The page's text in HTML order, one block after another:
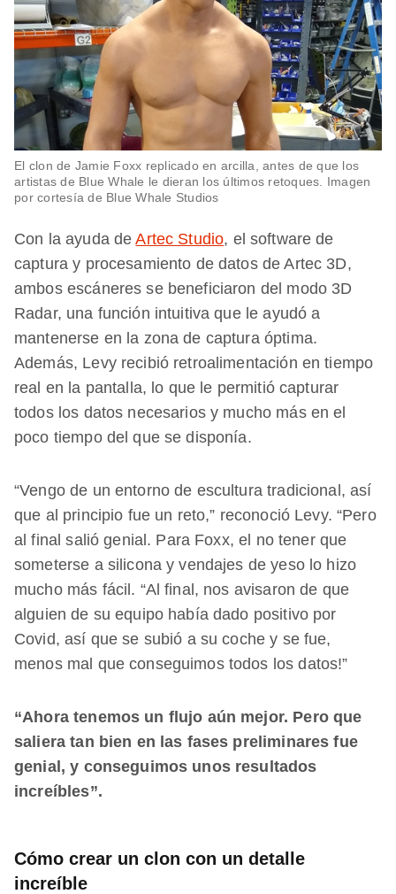
El clon de Jamie Foxx replicado en arcilla, antes de que los
artistas de Blue Whale le dieran los últimos retoques. Imagen
por cortesía de Blue Whale Studios
Con la ayuda deArtec Studio, el software de
captura y procesamiento de datos de Artec 3D,
ambos escáneres se beneficiaron del modo 3D
Radar, una función intuitiva que le ayudó a
mantenerse en la zona de captura óptima.
Además, Levy recibió retroalimentación en tiempo
real en la pantalla, lo que le permitió capturar
todos los datos necesarios y mucho más en el
poco tiempo del que se disponía.
“Vengo de un entorno de escultura tradicional, así
que al principio fue un reto,” reconoció Levy. “Pero
al final salió genial. Para Foxx, el no tener que
someterse a silicona y vendajes de yeso lo hizo
mucho más fácil. “Al final, nos avisaron de que
alguien de su equipo había dado positivo por
Covid, así que se subió a su coche y se fue,
menos mal que conseguimos todos los datos!”
“Ahora tenemos un flujo aún mejor. Pero que
saliera tan bien en las fases preliminares fue
genial, y conseguimos unos resultados
increíbles”.
Cómo crear un clon con un detalle
increíble